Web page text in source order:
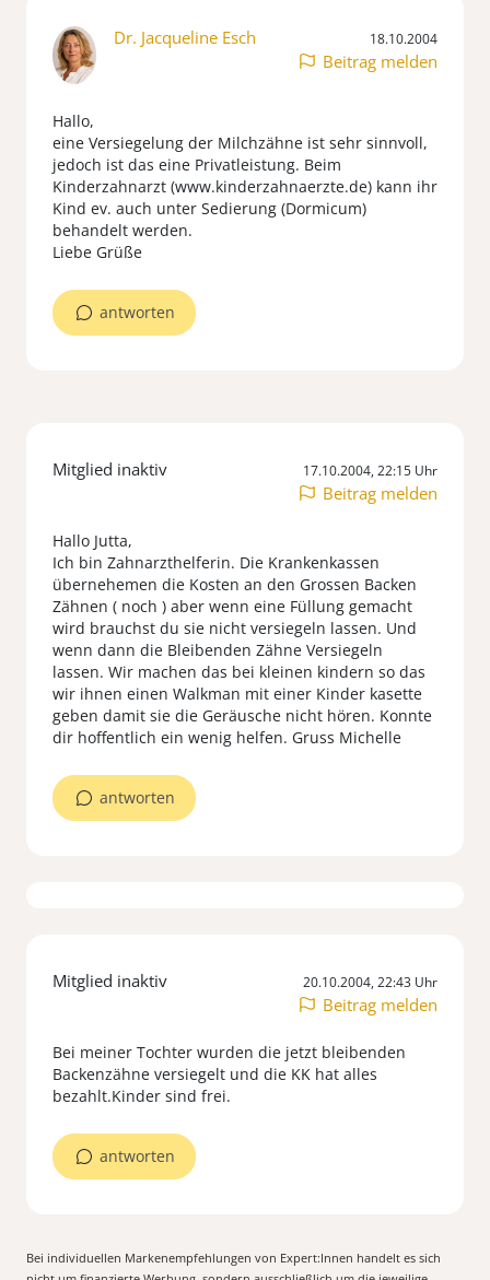
Dr. Jacqueline Esch 18.10.2004
Beitrag melden
Hallo,
eine Versiegelung der Milchzähne ist sehr sinnvoll,
jedoch ist das eine Privatleistung. Beim
Kinderzahnarzt (www.kinderzahnaerzte.de) kann ihr
Kind ev. auch unter Sedierung (Dormicum)
behandelt werden.
Liebe Grüße
antworten
Mitglied inaktiv 17.10.2004, 22:15 Uhr
Beitrag melden
Hallo Jutta,
Ich bin Zahnarzthelferin. Die Krankenkassen
übernehemen die Kosten an den Grossen Backen
Zähnen ( noch ) aber wenn eine Füllung gemacht
wird brauchst du sie nicht versiegeln lassen. Und
wenn dann die Bleibenden Zähne Versiegeln
lassen. Wir machen das bei kleinen kindern so das
wir ihnen einen Walkman mit einer Kinder kasette
geben damit sie die Geräusche nicht hören. Konnte
dir hoffentlich ein wenig helfen. Gruss Michelle
antworten
Mitglied inaktiv 20.10.2004, 22:43 Uhr
Beitrag melden
Bei meiner Tochter wurden die jetzt bleibenden
Backenzähne versiegelt und die KK hat alles
bezahlt.Kinder sind frei.
antworten
Bei individuellen Markenempfehlungen von Expert:Innen handelt es sich